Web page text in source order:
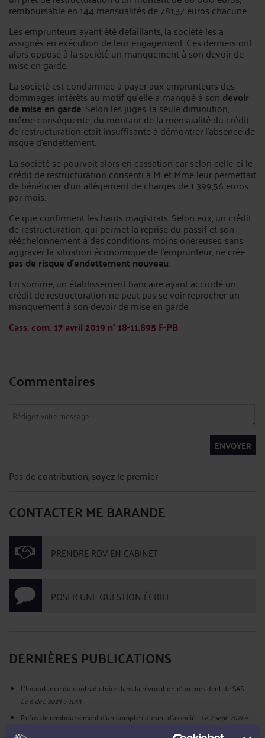
remboursable en 144 mensualités de 781,37 euros chacune.
Les emprunteurs ayant été défaillants, la société les a
assignés en exécution de leur engagement. Ces derniers ont
alors opposé à la société un manquement à son devoir de
mise en garde.
La société est condamnée à payer aux emprunteurs des
dommages intérêts au motif qu’elle a manqué à son devoir
de mise en garde. Selon les juges, la seule diminution,
même conséquente, du montant de la mensualité du crédit
de restructuration était insuffisante à démontrer l’absence de
risque d’endettement.
La société se pourvoit alors en cassation car selon celle-ci le
crédit de restructuration consenti à M. et Mme leur permettait
de bénéficier d’un allègement de charges de 1 399,56 euros
par mois.
Ce que confirment les hauts magistrats. Selon eux, un crédit
de restructuration, qui permet la reprise du passif et son
rééchelonnement à des conditions moins onéreuses, sans
aggraver la situation économique de l’emprunteur, ne crée
pas de risque d’endettement nouveau.
En somme, un établissement bancaire ayant accordé un
crédit de restructuration ne peut pas se voir reprocher un
manquement à son devoir de mise en garde.
Cass. com. 17 avril 2019 n° 18-11.895 F-PB
Commentaires
ENVOYER
Pas de contribution, soyez le premier
CONTACTER ME BARANDE
PRENDRE RDV EN CABINET
POSER UNE QUESTION ÉCRITE
DERNIÈRES PUBLICATIONS
L'Importance du contradictoire dans la révocation d'un président de SAS.-
Le 6 déc. 2023 à 11:53
Refus de remboursement d'un compte courant d'associé- Le 7 sept. 2021 à